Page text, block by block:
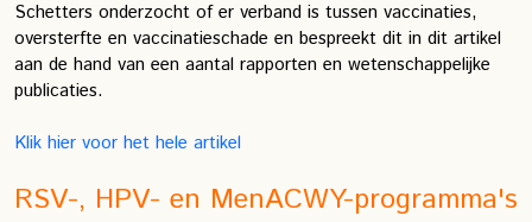
Schetters onderzocht of er verband is tussen vaccinaties,
oversterfte en vaccinatieschade en bespreekt dit in dit artikel
aan de hand van een aantal rapporten en wetenschappelijke
publicaties.
Klik hier voor het hele artikel
RSV-, HPV- en MenACWY-programma's